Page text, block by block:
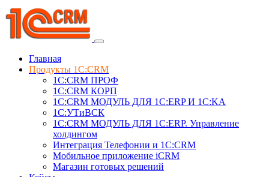
Главная
Продукты 1C:CRM
1С:CRM ПРОФ
1С:CRM КОРП
1С:CRM МОДУЛЬ ДЛЯ 1C:ERP И 1C:KA
1C:УТиВСК
1С:CRM МОДУЛЬ ДЛЯ 1C:ERP. Управление
холдингом
Интеграция Телефонии и 1C:CRM
Мобильное приложение iCRM
Магазин готовых решений